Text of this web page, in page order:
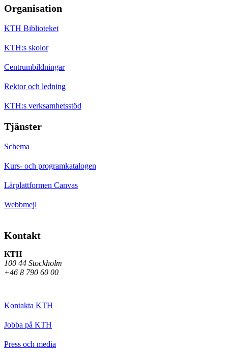
Organisation
KTH Biblioteket
KTH:s skolor
Centrumbildningar
Rektor och ledning
KTH:s verksamhetsstöd
Tjänster
Schema
Kurs- och programkatalogen
Lärplattformen Canvas
Webbmejl
Kontakt
KTH
100 44 Stockholm
+46 8 790 60 00
Kontakta KTH
Jobba på KTH
Press och media